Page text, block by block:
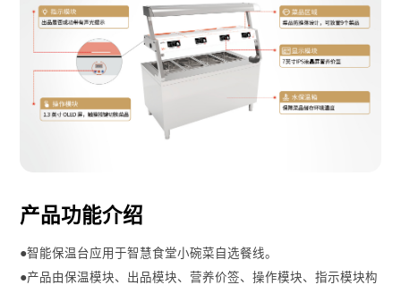
产品功能介绍
●智能保温台应用于智慧食堂小碗菜自选餐线。
●产品由保温模块、出品模块、营养价签、操作模块、指示模块构